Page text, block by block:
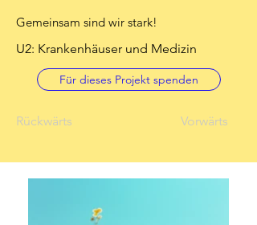
Gemeinsam sind wir stark!
U2: Krankenhäuser und Medizin
Für dieses Projekt spenden
Rückwärts Vorwärts